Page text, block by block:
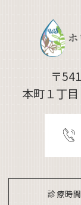
〒
本町１丁
診療時間